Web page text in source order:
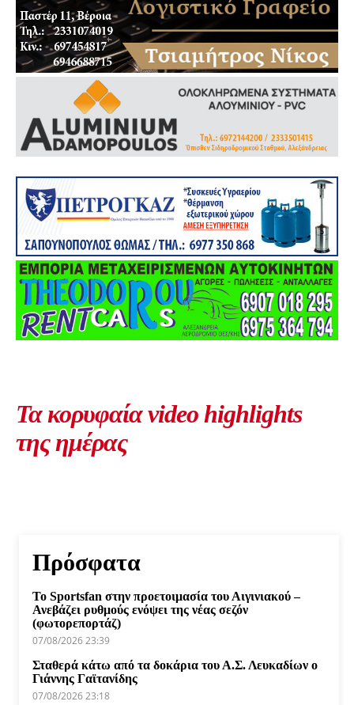
Τα κορυφαία video highlights
της ημέρας
Πρόσφατα
Το Sportsfan στην προετοιμασία του Αιγινιακού –
Ανεβάζει ρυθμούς ενόψει της νέας σεζόν
(φωτορεπορτάζ)
07/08/2026 23:39
Σταθερά κάτω από τα δοκάρια του Α.Σ. Λευκαδίων ο
Γιάννης Γαϊτανίδης
07/08/2026 23:18